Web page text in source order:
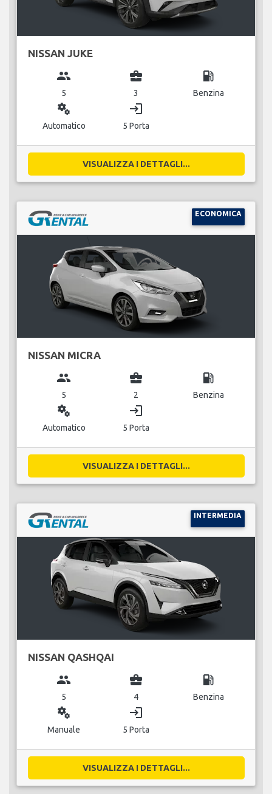
NISSAN JUKE
group
5
business_center
3
local_gas_station
Benzina
miscellaneous_services
Automatico
login
5 Porta
VISUALIZZA I DETTAGLI...
ECONOMICA
NISSAN MICRA
group
5
business_center
2
local_gas_station
Benzina
miscellaneous_services
Automatico
login
5 Porta
VISUALIZZA I DETTAGLI...
INTERMEDIA
NISSAN QASHQAI
group
5
business_center
4
local_gas_station
Benzina
miscellaneous_services
Manuale
login
5 Porta
VISUALIZZA I DETTAGLI...